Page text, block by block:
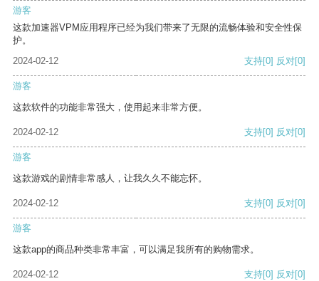
游客
这款加速器VPM应用程序已经为我们带来了无限的流畅体验和安全性保
护。
2024-02-12
支持[0] 反对[0]
游客
这款软件的功能非常强大，使用起来非常方便。
2024-02-12 支持[0] 反对[0]
游客
这款游戏的剧情非常感人，让我久久不能忘怀。
2024-02-12 支持[0] 反对[0]
游客
这款app的商品种类非常丰富，可以满足我所有的购物需求。
2024-02-12 支持[0] 反对[0]